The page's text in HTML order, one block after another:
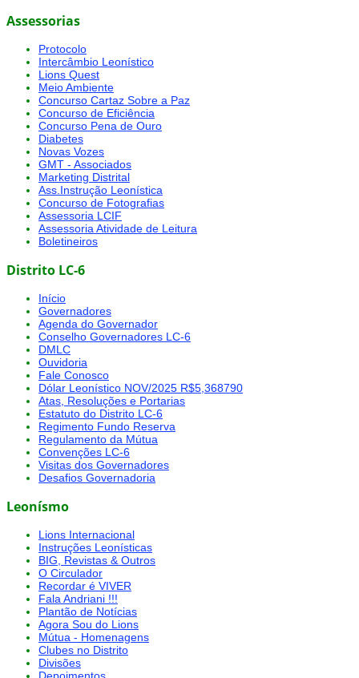
Assessorias
Protocolo
Intercâmbio Leonístico
Lions Quest
Meio Ambiente
Concurso Cartaz Sobre a Paz
Concurso de Eficiência
Concurso Pena de Ouro
Diabetes
Novas Vozes
GMT - Associados
Marketing Distrital
Ass.Instrução Leonística
Concurso de Fotografias
Assessoria LCIF
Assessoria Atividade de Leitura
Boletineiros
Distrito LC-6
Início
Governadores
Agenda do Governador
Conselho Governadores LC-6
DMLC
Ouvidoria
Fale Conosco
Dólar Leonístico NOV/2025 R$5,368790
Atas, Resoluções e Portarias
Estatuto do Distrito LC-6
Regimento Fundo Reserva
Regulamento da Mútua
Convenções LC-6
Visitas dos Governadores
Desafios Governadoria
Leonísmo
Lions Internacional
Instruções Leonísticas
BIG, Revistas & Outros
O Circulador
Recordar é VIVER
Fala Andriani !!!
Plantão de Notícias
Agora Sou do Lions
Mútua - Homenagens
Clubes no Distrito
Divisões